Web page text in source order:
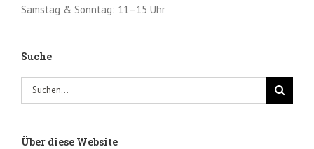
Samstag & Sonntag: 11–15 Uhr
Suche
Suche
nach:
Über diese Website